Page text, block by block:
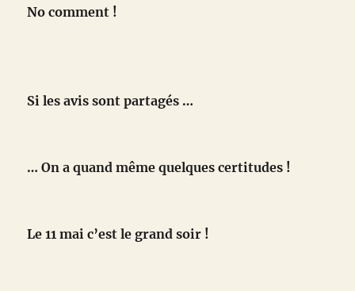
No comment !
Si les avis sont partagés …
… On a quand même quelques certitudes !
Le 11 mai c’est le grand soir !